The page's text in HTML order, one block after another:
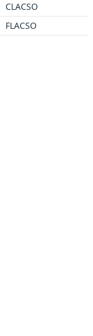
CLACSO
FLACSO